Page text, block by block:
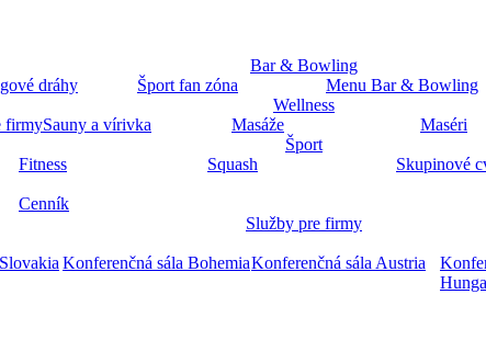
Bar & Bowling
dráhy
Šport fan zóna Menu Bar & Bowling
Wellness
firmySauny a vírivka Masáže Maséri
Šport
Fitness Squash Skupinové
Cenník
Služby pre firmy
Konferenčná sála BohemiaKonferenčná sála Austria